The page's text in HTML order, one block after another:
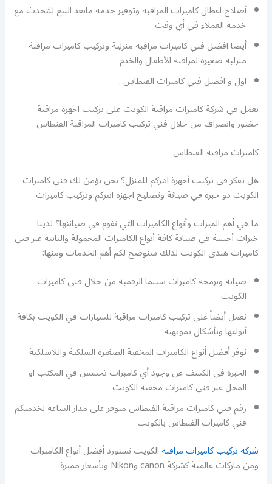
أصلاح اعطال كاميرات المراقبة وتوفير خدمة مابعد البيع للتحدث مع
خدمة العملاء في أي وقت
أيضا افضل فني كاميرات مراقبة منزلية وتركيب كاميرات مراقبة
منزلية صغيرة لمراقبة الأطفال والخدم
اول و افضل فني كاميرات الفنطاس .
نعمل في شركة كاميرات مراقبة الكويت على تركيب اجهزة مراقبة
حضور وانصراف من خلال فني تركيب كاميرات المراقبة الفنطاس
كاميرات مراقبة الفنطاس
هل تفكر في تركيب أجهزة انتركم للمنزل؟ نحن نؤمن لك فني كاميرات
الكويت ذو خبرة في صيانة وتصليح اجهزة انتركم وتركيب كاميرات
ما هي أهم الميزات وأنواع الكاميرات التي نقوم في صيانتها؟ لدينا
خبرات أجنبية في صيانة كافة أنواع الكاميرات المحمولة والثابتة عبر فني
كاميرات هندي الكويت لذلك سنوضح لكم أهم الخدمات ومنها:
صيانة وبرمجة كاميرات سينما الرقمية من خلال فني كاميرات
الكويت
نعمل أيضاً على تركيب كاميرات مراقبة للسيارات في الكويت بكافة
أنواعها وبأشكال تمويهية
نوفر أفضل أنواع الكاميرات المخفية الصغيرة السلكية واللاسلكية
الخبرة في الكشف عن وجود أي كاميرات تجسس في المكتب او
المحل عبر فني كاميرات مخفية الكويت
رقم فني كاميرات مراقبة الفنطاس متوفر على مدار الساعة لخدمتكم
فني كاميرات الفنطاس بالكويت
شركة تركيب كاميرات مراقبةالكويت نستورد أفضل أنواع الكاميرات
ومن ماركات عالمية كشركة canon وNikon وبأسعار مميزة